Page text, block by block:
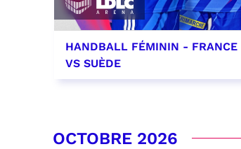
HANDBALL FÉMININ - FRANCE
VS SUÈDE
OCTOBRE 2026